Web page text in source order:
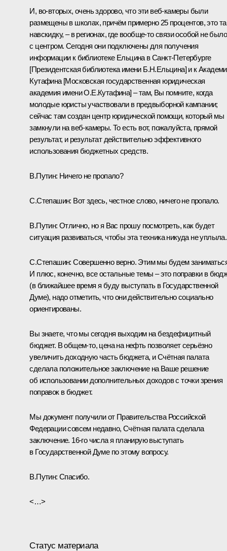
И, во‑вторых, очень здорово, что эти веб-камеры были
размещены в школах, причём примерно 25 процентов, это
навскидку, – в регионах, где вообще‑то связи особой не было
с центром. Сегодня они подключены для получения
информации к библиотеке Ельцина в Санкт-Петербурге
[Президентская библиотека имени Б.Н.Ельцина] и к
Кутафина [Московская государственная юридическая
академия имени О.Е.Кутафина] – там, Вы помните, когда
молодые юристы участвовали в предвыборной кампании;
сейчас там создан центр юридической помощи, который мы
замкнули на веб-камеры. То есть вот, пожалуйста, прямой
результат, и результат действительно эффективного
использования бюджетных средств.
В.Путин: Ничего не пропало?
С.Степашин: Вот здесь, честное слово, ничего не пропало.
В.Путин: Отлично, но я Вас прошу посмотреть, как будет
ситуация развиваться, чтобы эта техника никуда не уплыла.
С.Степашин: Совершенно верно. Этим мы будем
И плюс, конечно, все остальные темы – это поправки в
(в ближайшее время я буду выступать в Государственной
Думе), надо отметить, что они действительно социально
ориентированы.
Вы знаете, что мы сегодня выходим на бездефицитный
бюджет. В общем‑то, цена на нефть позволяет серьёзно
увеличить доходную часть бюджета, и Счётная палата
сделала положительное заключение на Ваше решение
об использовании дополнительных доходов с точки зрения
поправок в бюджет.
Мы документ получили от Правительства Российской
Федерации совсем недавно, Счётная палата сделала
заключение. 16-го числа я планирую выступать
в Государственной Думе по этому вопросу.
В.Путин: Спасибо.
<…>
Статус материала